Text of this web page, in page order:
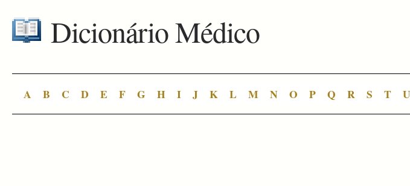
Dicionário Médico
A B C D E F G H I J K L M N O P Q R S T U